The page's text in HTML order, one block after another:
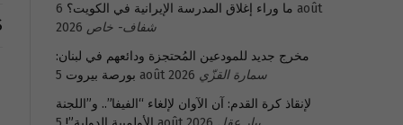
ما وراء إغلاق المدرسة الإيرانية في الكويت؟ 6 août
2026 شفاف- خاص
مخرج جديد للمودعين المُحتجزة ودائعهم في لبنان:
بورصة بيروت 5 août 2026 سمارة القزّي
لإنقاذ كرة القدم: آن الآوان لإلغاء “الفيفا”.. و”اللجنة